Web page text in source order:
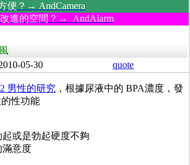
便？→ AndCamera
進的空間？→ AndAlarm
05-30 quote
男性的研究 ，根據尿液中的 BPA濃度，發
性功能
起或是勃起硬度不夠
滿意度